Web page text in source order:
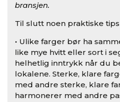
bransjen.
Til slutt noen praktiske tips
• Ulike farger bør ha
like mye hvitt eller sort i
helhetlig inntrykk når du
lokalene. Sterke, klare
med andre sterke, klare
harmonerer med andre